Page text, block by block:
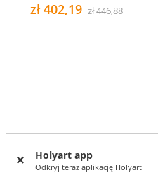
Holyart app
Odkryj teraz aplikację Holyart
zł 402,19 zł 446,88